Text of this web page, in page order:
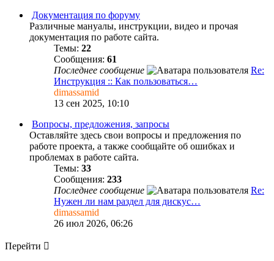
Документация по форуму
Различные мануалы, инструкции, видео и прочая
документация по работе сайта.
Темы: 22
Сообщения: 61
Последнее сообщение
Re:
Инструкция :: Как пользоваться…
dimassamid
13 сен 2025, 10:10
Вопросы, предложения, запросы
Оставляйте здесь свои вопросы и предложения по
работе проекта, а также сообщайте об ошибках и
проблемах в работе сайта.
Темы: 33
Сообщения: 233
Последнее сообщение
Re:
Нужен ли нам раздел для дискус…
dimassamid
26 июл 2026, 06:26
Перейти